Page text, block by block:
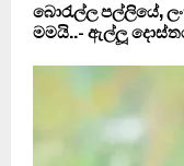
බොරැල්ල පල්ලියේ,
මමයි..- ඇල්ලූ